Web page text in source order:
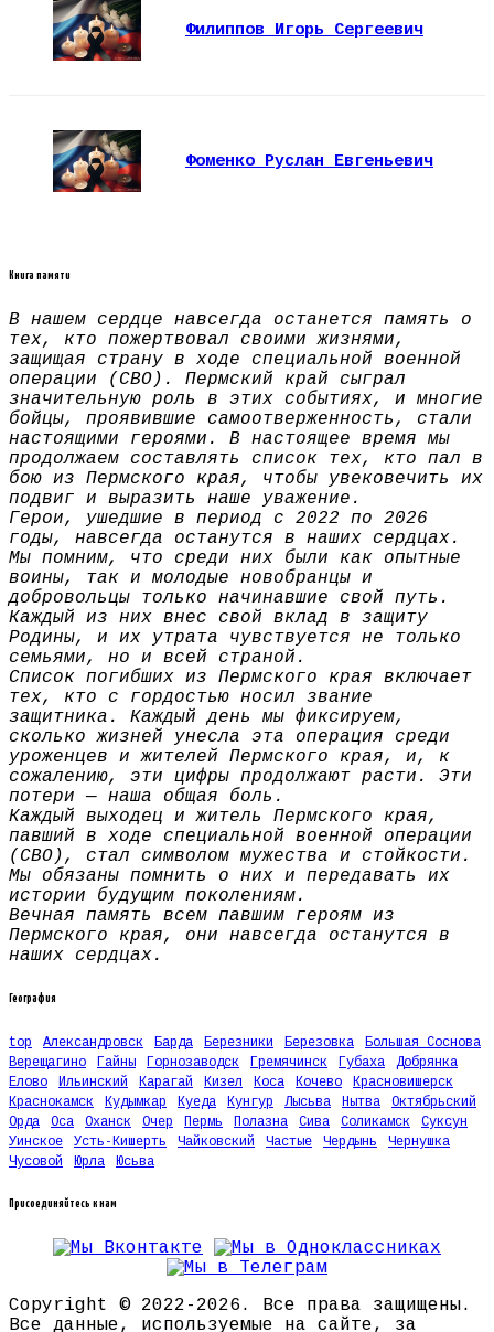
Филиппов Игорь Сергеевич
Фоменко Руслан Евгеньевич
Книга памяти
В нашем сердце навсегда останется память о
тех, кто пожертвовал своими жизнями,
защищая страну в ходе специальной военной
операции (СВО). Пермский край сыграл
значительную роль в этих событиях, и многие
бойцы, проявившие самоотверженность, стали
настоящими героями. В настоящее время мы
продолжаем составлять список тех, кто пал в
бою из Пермского края, чтобы увековечить их
подвиг и выразить наше уважение.
Герои, ушедшие в период с 2022 по 2026
годы, навсегда останутся в наших сердцах.
Мы помним, что среди них были как опытные
воины, так и молодые новобранцы и
добровольцы только начинавшие свой путь.
Каждый из них внес свой вклад в защиту
Родины, и их утрата чувствуется не только
семьями, но и всей страной.
Список погибших из Пермского края включает
тех, кто с гордостью носил звание
защитника. Каждый день мы фиксируем,
сколько жизней унесла эта операция среди
уроженцев и жителей Пермского края, и, к
сожалению, эти цифры продолжают расти. Эти
потери — наша общая боль.
Каждый выходец и житель Пермского края,
павший в ходе специальной военной операции
(СВО), стал символом мужества и стойкости.
Мы обязаны помнить о них и передавать их
истории будущим поколениям.
Вечная память всем павшим героям из
Пермского края, они навсегда останутся в
наших сердцах.
География
top Александровск Барда Березники Березовка
Большая Соснова
Верещагино
Гайны Горнозаводск Гремячинск Губаха
Добрянка
Елово
Ильинский Карагай Кизел Коса Кочево
Красновишерск
Краснокамск
Кудымкар Куеда Кунгур Лысьва Нытва
Октябрьский
Орда
Оса Оханск Очер Пермь Полазна Сива Соликамск
Суксун
Уинское
Усть-Кишерть Чайковский Частые Чердынь
Чернушка
Чусовой
Юрла Юсьва
Присоединяйтесь к нам
Copyright © 2022-2026. Все права защищены.
Все данные, используемые на сайте, за